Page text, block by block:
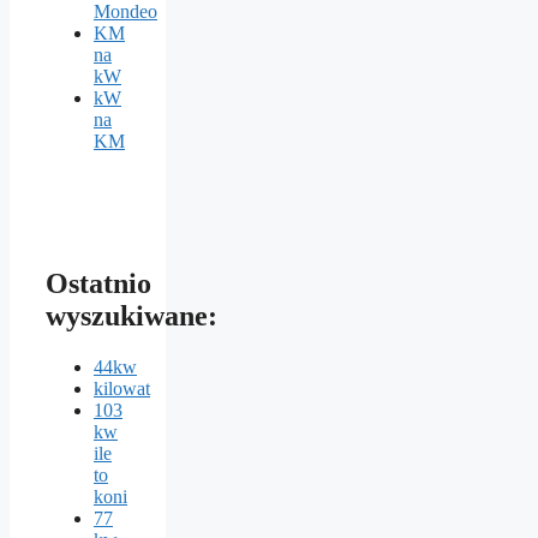
Mondeo
KM
na
kW
kW
na
KM
Ostatnio
wyszukiwane:
44kw
kilowat
103
kw
ile
to
koni
77